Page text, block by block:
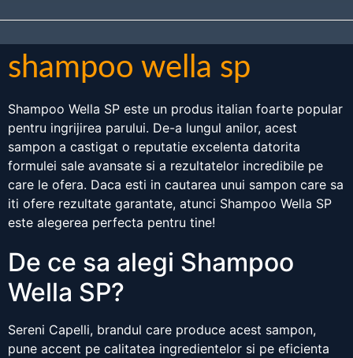
shampoo wella sp
Shampoo Wella SP este un produs italian foarte popular
pentru ingrijirea parului. De-a lungul anilor, acest
sampon a castigat o reputatie excelenta datorita
formulei sale avansate si a rezultatelor incredibile pe
care le ofera. Daca esti in cautarea unui sampon care sa
iti ofere rezultate garantate, atunci Shampoo Wella SP
este alegerea perfecta pentru tine!
De ce sa alegi Shampoo
Wella SP?
Sereni Capelli, brandul care produce acest sampon,
pune accent pe calitatea ingredientelor si pe eficienta